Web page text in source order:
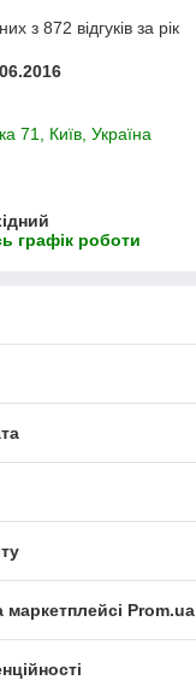
з 872 відгуків за рік
71, Київ, Україна
графік роботи
Prom.ua